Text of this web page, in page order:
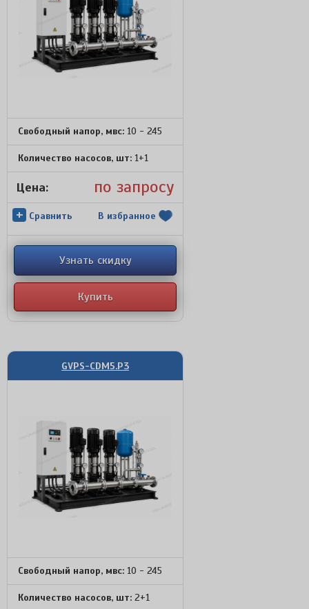
Свободный напор, мвс: 10 - 245
Количество насосов, шт: 1+1
Цена: по запросу
+ Сравнить В избранное
Узнать скидку
Купить
GVPS-CDM5.P3
Свободный напор, мвс: 10 - 245
Количество насосов, шт: 2+1